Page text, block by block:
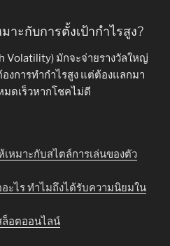
าะกับการตั้งเป้ากำไรสูง?
Volatility) มักจะจ่ายรางวัลใหญ่
งการทำกำไรสูง แต่ต้องแลกมา
มดเร็วหากโชคไม่ดี
หมาะกับสไตล์การเล่นของตัว
ะไร ทำไมถึงได้รับความนิยมใน
ล็อตออนไลน์